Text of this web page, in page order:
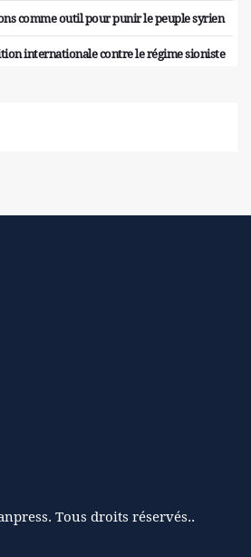
comme outil pour punir le peuple syrien
internationale contre le régime sioniste
Tous droits réservés..